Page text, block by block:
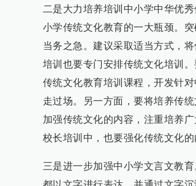
二是大力培养培训中小学中华优
小学传统文化教育的一大瓶颈。
当务之急。建议采取适当方式，
培训也要专门安排传统文化培训
传统文化教育培训课程，开发针
走过场。另一方面，要将培养传
加强传统文化的内容，注重培养
校长培训中，也要强化传统文化的
三是进一步加强中小学文言文教